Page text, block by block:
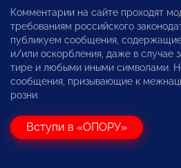
Комментарии на сайте проходят
требованиям российского
публикуем сообщения,
и/или оскорбления, даже в случае
тире и любыми иными символами.
сообщения, призывающие к
розни.
Вступи в «ОПОРУ»